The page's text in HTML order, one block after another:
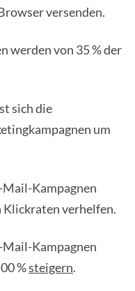
versenden.
werden von 35 % der
sich die
um
Kampagnen
Klickraten verhelfen.
Kampagnen
%steigern.